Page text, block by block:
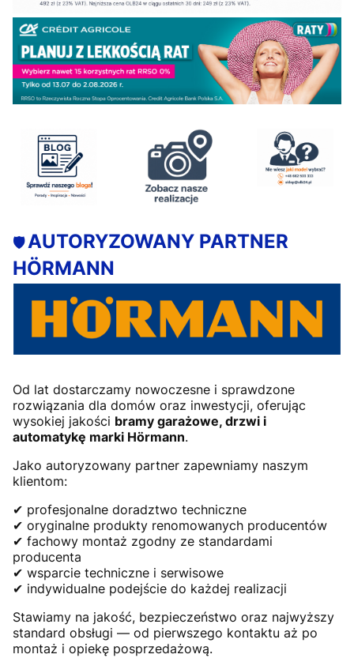
🛡️AUTORYZOWANY PARTNER
HÖRMANN
Od lat dostarczamy nowoczesne i sprawdzone
rozwiązania dla domów oraz inwestycji, oferując
wysokiej jakości bramy garażowe, drzwi i
automatykę marki Hörmann.
Jako autoryzowany partner zapewniamy naszym
klientom:
✔ profesjonalne doradztwo techniczne
✔ oryginalne produkty renomowanych producentów
✔ fachowy montaż zgodny ze standardami
producenta
✔ wsparcie techniczne i serwisowe
✔ indywidualne podejście do każdej realizacji
Stawiamy na jakość, bezpieczeństwo oraz najwyższy
standard obsługi — od pierwszego kontaktu aż po
montaż i opiekę posprzedażową.